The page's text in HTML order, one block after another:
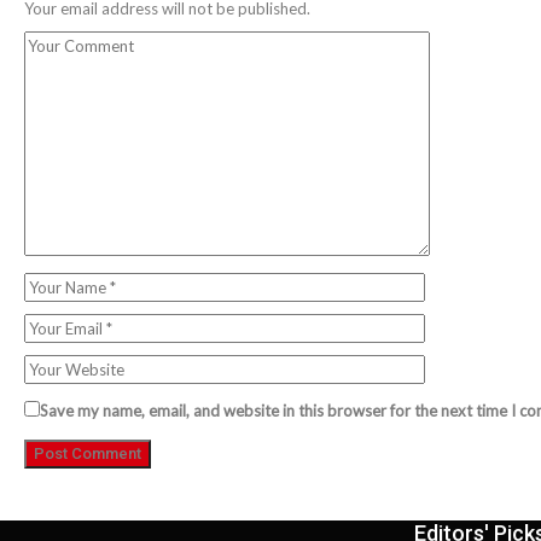
Your email address will not be published.
Save my name, email, and website in this browser for the next time I
Editors'